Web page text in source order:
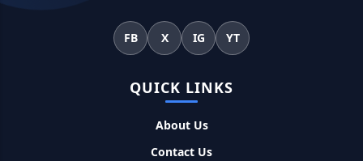
महिलाओं के लिए ये 5 लोन होते है ब्याज फ्री, छोटी किस्तों में आसानी से कर
सकती है भुगतान
Kotak Saving Account Open Online: आज ही घर बैठे खोले ये
जीरो बैलेंस बैंक अकाउंट, फ्री डेबिट कार्ड और जमा पर तगड़ा ब्याज
बस अपने मोबाइल से ऐसे करे अप्लाई
FB X IG YT
QUICK LINKS
About Us
Contact Us